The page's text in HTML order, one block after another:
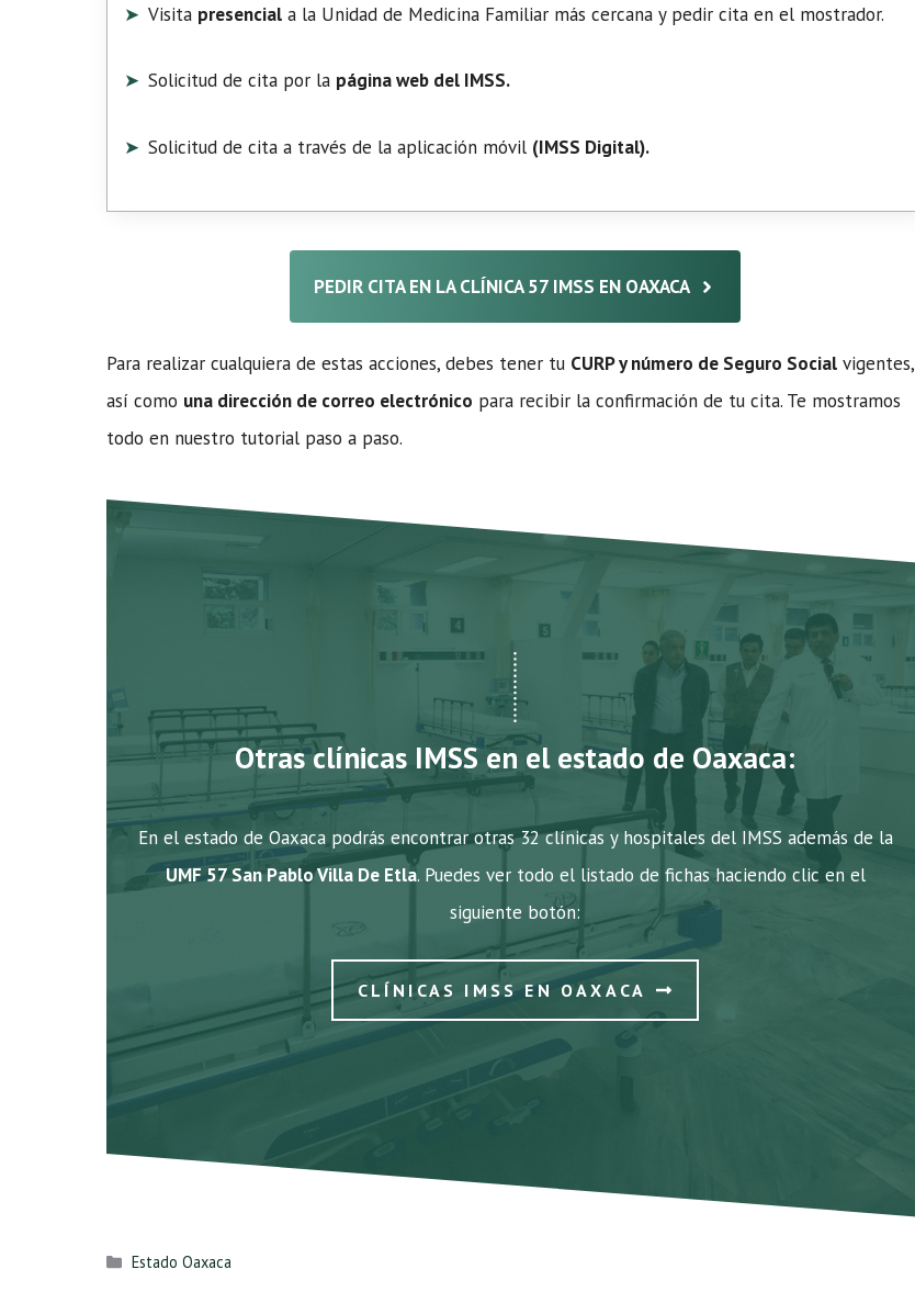
Visita presencial a la Unidad de Medicina Familiar más cercana y pedir cita en el mostrador.
Solicitud de cita por la página web del IMSS.
Solicitud de cita a través de la aplicación móvil (IMSS Digital).
PEDIR CITA EN LA CLÍNICA 57 IMSS EN OAXACA
Para realizar cualquiera de estas acciones, debes tener tu CURP y número de Seguro Social vigentes,
así como una dirección de correo electrónico para recibir la confirmación de tu cita. Te mostramos
todo en nuestro tutorial paso a paso.
Otras clínicas IMSS en el estado de Oaxaca:
En el estado de Oaxaca podrás encontrar otras 32 clínicas y hospitales del IMSS además de la
UMF 57 San Pablo Villa De Etla. Puedes ver todo el listado de fichas haciendo clic en el
siguiente botón:
CLÍNICAS IMSS EN OAXACA
Categorías
Estado Oaxaca